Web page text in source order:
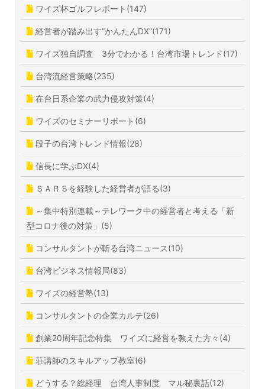
ワイズ杯ゴルフレポート(147)
経営者が踏み出す”かんたんDX”(171)
ワイズ独自調査 3分でわかる！台湾市場トレンド(17)
台湾流経営策略(235)
在台日系企業の武力侵攻対策(4)
ワイズのセミナーリポート(6)
段子の台湾トレンド情報(28)
信長に学ぶDX(4)
ＳＡＲＳを経験した経営者が語る(3)
～集中特別連載～テレワーク中の経営者と考える「新
型コロナ後の対策」(5)
コンサルタントが斬る台湾ニュース(10)
台湾ビジネス情報局(83)
ワイズの経営塾(13)
コンサルタントの企業カルテ(26)
創業20周年記念特集 ワイズに経営を教えた方々(4)
荘講師のスキルアップ教室(6)
どうする？総経理 台湾人事制度 マル秘裏話(12)